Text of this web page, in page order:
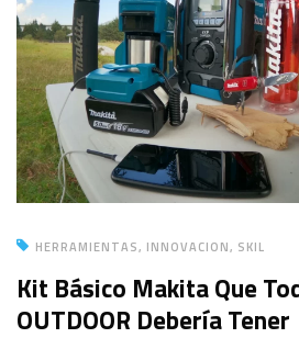
HERRAMIENTAS INNOVACION SKIL
Kit Básico Makita Que
OUTDOOR Debería Tener